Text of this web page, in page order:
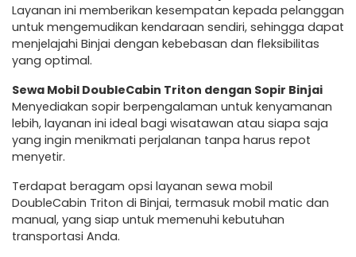
Layanan ini memberikan kesempatan kepada pelanggan
untuk mengemudikan kendaraan sendiri, sehingga dapat
menjelajahi Binjai dengan kebebasan dan fleksibilitas
yang optimal.
Sewa Mobil DoubleCabin Triton dengan Sopir Binjai
Menyediakan sopir berpengalaman untuk kenyamanan
lebih, layanan ini ideal bagi wisatawan atau siapa saja
yang ingin menikmati perjalanan tanpa harus repot
menyetir.
Terdapat beragam opsi layanan sewa mobil
DoubleCabin Triton di Binjai, termasuk mobil matic dan
manual, yang siap untuk memenuhi kebutuhan
transportasi Anda.